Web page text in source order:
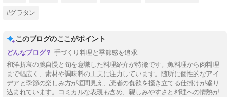
#グラタン
このブログのここがポイント
手づくり料理と季節感を追求
和洋折衷の腕自慢と旬を意識した料理紹介が特徴です。魚料理から肉料理
まで幅広く、素材や調味料の工夫に注力しています。随所に個性的なアイ
デアと季節の楽しみ方が垣間見え、読者の食欲を掻き立てる仕掛けが盛り
込まれています。コミカルな表現も含め、親しみやすさと料理への情熱が